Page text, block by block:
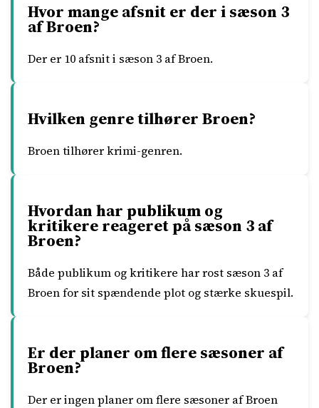
Hvor mange afsnit er der i sæson 3
af Broen?
Der er 10 afsnit i sæson 3 af Broen.
Hvilken genre tilhører Broen?
Broen tilhører krimi-genren.
Hvordan har publikum og
kritikere reageret på sæson 3 af
Broen?
Både publikum og kritikere har rost sæson 3 af
Broen for sit spændende plot og stærke skuespil.
Er der planer om flere sæsoner af
Broen?
Der er ingen planer om flere sæsoner af Broen